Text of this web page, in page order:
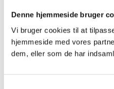
Denne hjemmeside bruger
Vi bruger cookies til at
hjemmeside med vores
dem, eller som de har